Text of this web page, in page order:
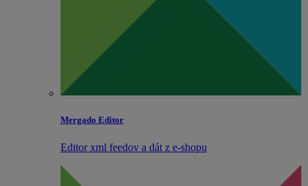
Mergado Editor
Editor xml feedov a dát z e‑shopu